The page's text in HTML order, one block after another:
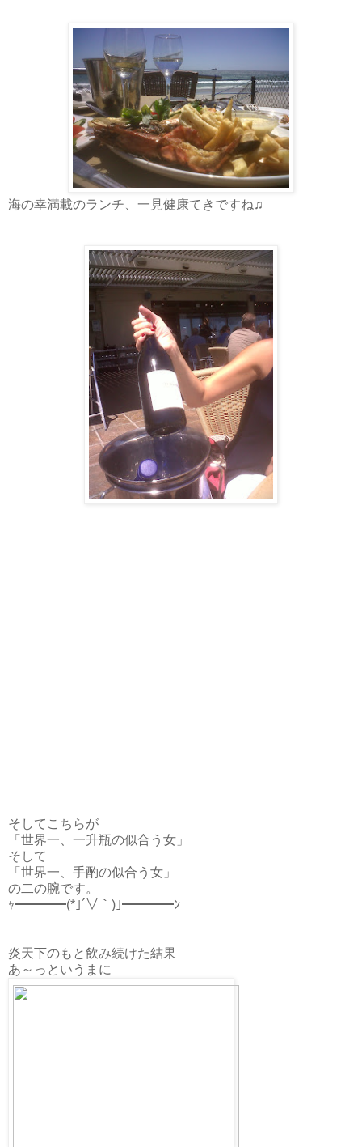
海の幸満載のランチ、一見健康てきですね♫
そしてこちらが
「世界一、一升瓶の似合う女」
そして
「世界一、手酌の似合う女」
の二の腕です。
ｬ━━━━(*｣´∀｀)｣━━━━ﾝ
炎天下のもと飲み続けた結果
あ～っというまに